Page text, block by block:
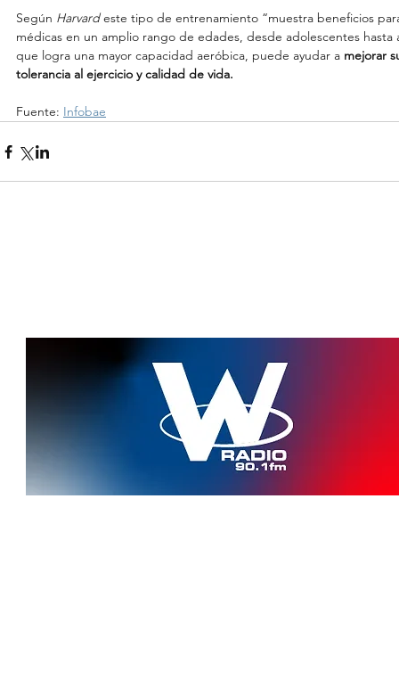
Según Harvard este tipo de entrenamiento “muestra beneficios
médicas en un amplio rango de edades, desde adolescentes
que logra una mayor capacidad aeróbica, puede ayudar a mejorar
tolerancia al ejercicio y calidad de vida.
Fuente: Infobae